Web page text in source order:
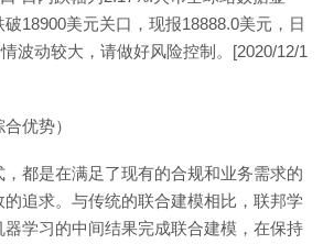
18900美元关口，现报18888.0美元，日
波动较大，请做好风险控制。[2020/12/1
合优势）
都是在满足了现有的合规和业务需求的
追求。与传统的联合建模相比，联邦学
学习的中间结果完成联合建模，在保持